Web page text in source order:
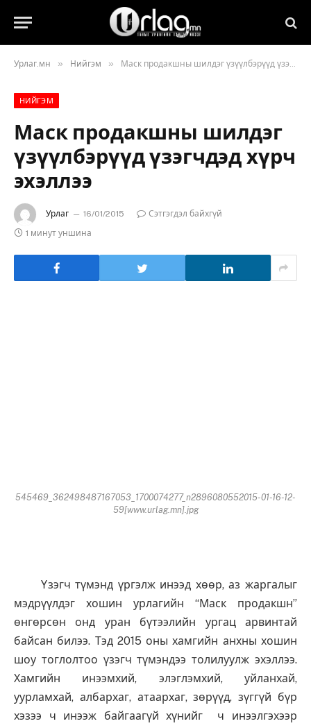
Урлаг.мн » Нийгэм » Маск продакшны шилдэг үзүүлбэрүүд үзэгчдэд хүрч эхэллээ
НИЙГЭМ
Маск продакшны шилдэг
үзүүлбэрүүд үзэгчдэд хүрч
эхэллээ
Урлаг 16/01/2015
Сэтгэгдэл байхгүй
1 минут уншина
545469_362498487167053_1700074277_n2896080552015-01-16-12-
59[www.urlag.mn].jpg
Үзэгч түмэнд үргэлж инээд хөөр, аз жаргалыг
мэдрүүлдэг хошин урлагийн “Маск продакшн”
өнгөрсөн онд уран бүтээлийн ургац арвинтай
байсан билээ. Тэд 2015 оны хамгийн анхны хошин
шоу тоглолтоо үзэгч түмэндээ толилуулж эхэллээ.
Хамгийн инээмхий, элэглэмхий, уйланхай,
уурламхай, албархаг, атаархаг, зөрүүд, зүггүй бүр
хэзээ ч инээж байгаагүй хүнийг ч инээлгэхээр